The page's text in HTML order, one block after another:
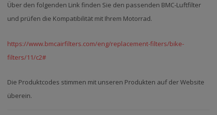
Über den folgenden Link finden Sie den passenden BMC-Luftfilter
und prüfen die Kompatibilität mit Ihrem Motorrad.
https://www.bmcairfilters.com/eng/replacement-filters/bike-
filters/11/c2#
Die Produktcodes stimmen mit unseren Produkten auf der Website
überein.